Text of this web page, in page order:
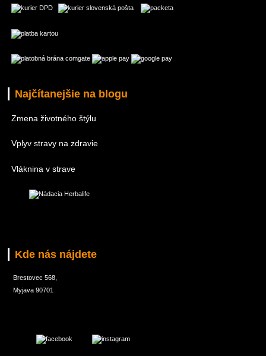
Najčítanejšie na blogu
Zmena životného štýlu
Vplyv stravy na zdravie
Vláknina v strave
Kde nás nájdete
Brestovec 568,
Myjava 90701